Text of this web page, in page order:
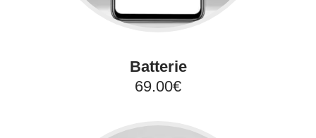
Batterie
69.00€